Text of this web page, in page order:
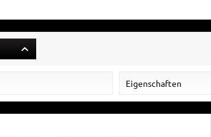
Eigenschaften
Dunkel